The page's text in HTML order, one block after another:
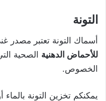
التونة
أسماك التونة تعتبر مصدر
للأحماض الدهنية الصحية
الخصوص.
يمكنكم تخزين التونة